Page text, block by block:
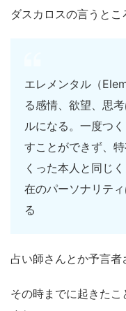
ダスカロスの言うとこ
エレメンタル（
る感情、欲望、思
ルになる。一度つ
すことができず、
くった本人と同じ
在のパーソナリテ
る
占い師さんとか予言者
その時までに起きたこ